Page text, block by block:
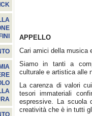
APPELLO
Cari amici della musica
Siamo in tanti a
culturale e artistica alle
La carenza di valori
tesori immateriali
espressive. La scuola
creatività che è in tutti